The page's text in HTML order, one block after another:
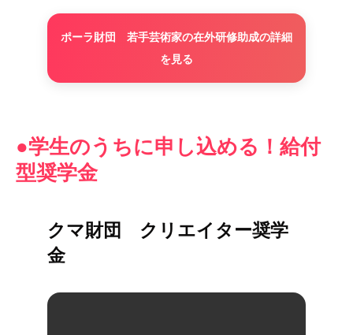
ポーラ財団 若手芸術家の在外研修助成の詳細
を見る
●学生のうちに申し込める！給付
型奨学金
クマ財団 クリエイター奨学
金